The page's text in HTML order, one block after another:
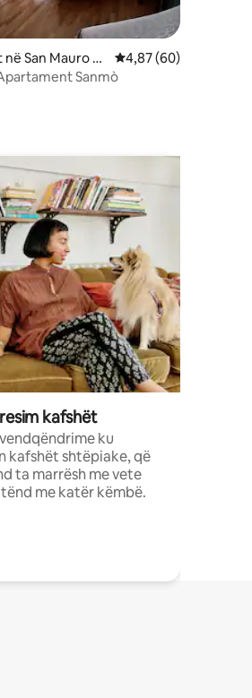
5, 63 vlerësime
San Mauro To
Vlerësimi mesatar
4,87 (60)
Sanmò
kafshët
ku
kafshët shtëpiake, që
ta marrësh me vete
me katër këmbë.